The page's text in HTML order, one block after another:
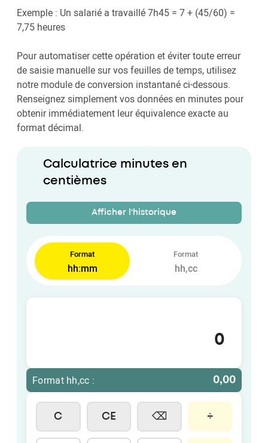
Exemple : Un salarié a travaillé 7h45 = 7 + (45/60) =
7,75 heures
Pour automatiser cette opération et éviter toute erreur
de saisie manuelle sur vos feuilles de temps, utilisez
notre module de conversion instantané ci-dessous.
Renseignez simplement vos données en minutes pour
obtenir immédiatement leur équivalence exacte au
format décimal.
Calculatrice minutes en
centièmes
Afficher l'historique
Format
hh:mm
Format
hh,cc
Format hh,cc : 0,00
C CE ⌫ ÷